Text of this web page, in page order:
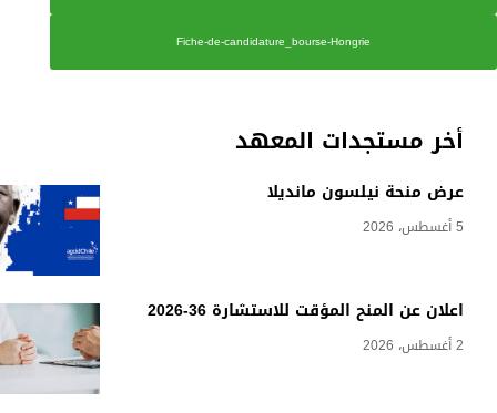
أخر مستجدات المعهد
عرض منحة نيلسون مانديلا
5 أغسطس، 2026
اعلان عن المنح المؤقت للاستشارة 36-2026
2 أغسطس، 2026
Fiche-de-candidature_bourse-Hongrie